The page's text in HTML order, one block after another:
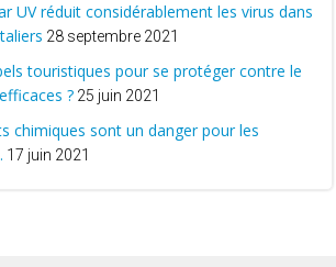
UV réduit considérablement les virus dans
28 septembre 2021
touristiques pour se protéger contre le
? 25 juin 2021
chimiques sont un danger pour les
17 juin 2021